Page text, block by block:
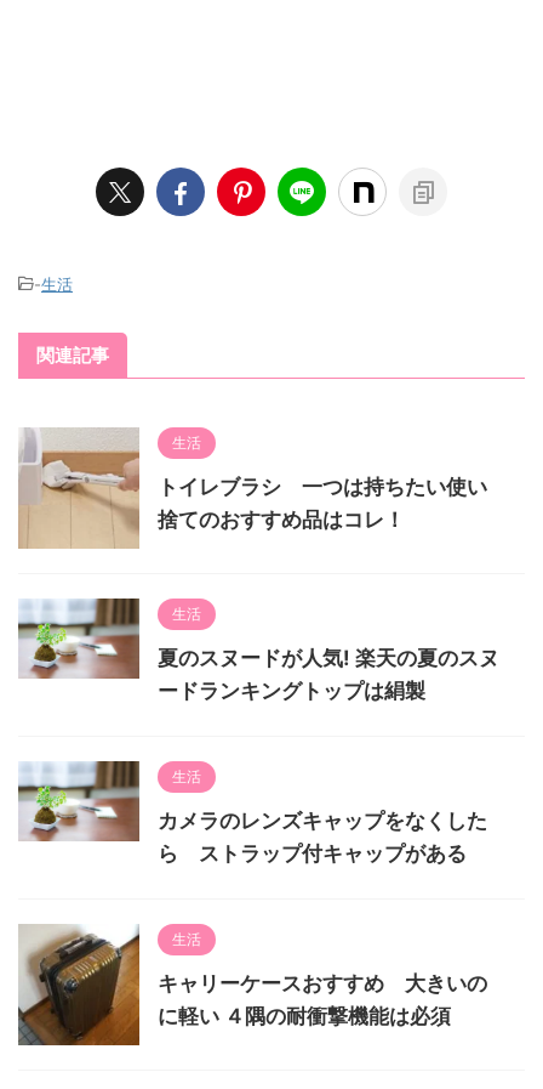
-生活
関連記事
生活
トイレブラシ 一つは持ちたい使い
捨てのおすすめ品はコレ！
生活
夏のスヌードが人気! 楽天の夏のスヌ
ードランキングトップは絹製
生活
カメラのレンズキャップをなくした
ら ストラップ付キャップがある
生活
キャリーケースおすすめ 大きいの
に軽い ４隅の耐衝撃機能は必須